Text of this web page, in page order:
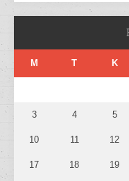
M T K
3 4 5
10 11 12
17 18 19